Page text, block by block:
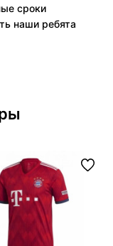
сроки
наши ребята